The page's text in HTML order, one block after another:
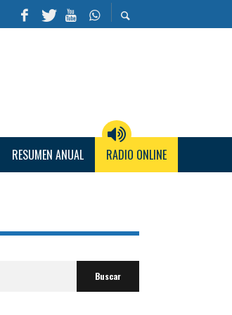
RESUMEN ANUAL RADIO ONLINE